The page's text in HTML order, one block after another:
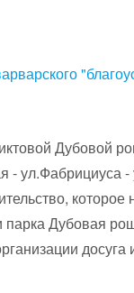
Дубовой
ул.Фабрициуса -
которое
парка Дубовая
досуга